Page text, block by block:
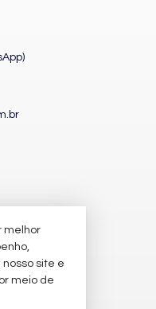
melhor
site e
meio de